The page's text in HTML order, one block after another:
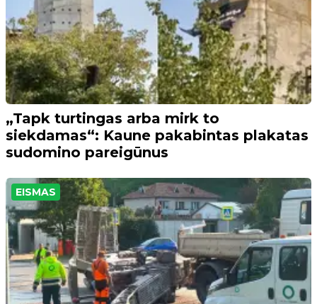
„Tapk turtingas arba mirk to
siekdamas“: Kaune pakabintas plakatas
sudomino pareigūnus
EISMAS